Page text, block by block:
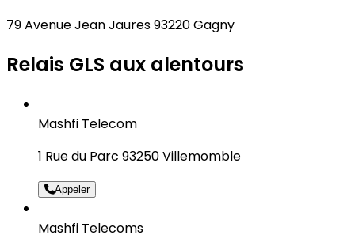
79 Avenue Jean Jaures 93220 Gagny
Relais GLS aux alentours
Mashfi Telecom
1 Rue du Parc 93250 Villemomble
Appeler
Mashfi Telecoms